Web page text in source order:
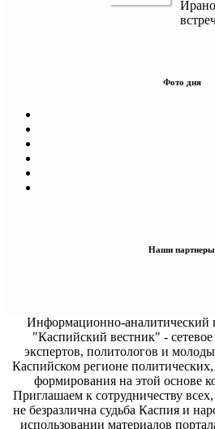
Фото дня
Наши партнеры
Информационно-аналитический
"Каспийский вестник" -
экспертов, политологов и
Каспийском регионе
формирования на этой основе
Приглашаем к сотрудничеству
не безразлична судьба Каспия и
использовании материалов